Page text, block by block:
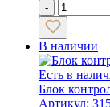
-
В наличии
Есть в
Блок
Артикул: